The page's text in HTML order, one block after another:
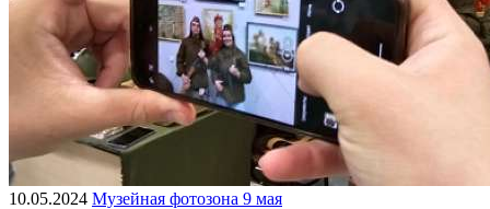
10.05.2024 Музейная фотозона 9 мая